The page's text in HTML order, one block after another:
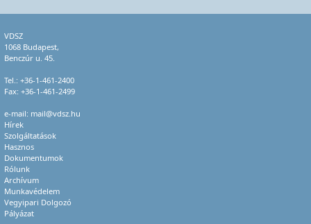
VDSZ
1068 Budapest,
Benczúr u. 45.
Tel.: +36-1-461-2400
Fax: +36-1-461-2499
e-mail: mail@vdsz.hu
Hírek
Szolgáltatások
Hasznos
Dokumentumok
Rólunk
Archívum
Munkavédelem
Vegyipari Dolgozó
Pályázat